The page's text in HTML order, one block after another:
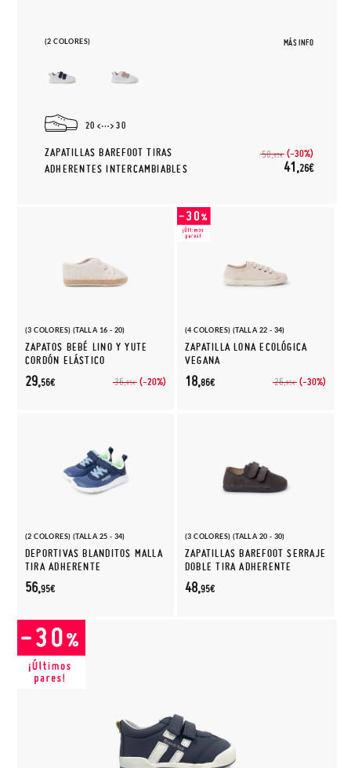
(2 COLORES) MÁS INFO
20 30
ZAPATILLAS BAREFOOT TIRAS
ADHERENTES INTERCAMBIABLES
58,95€ (-30%)
41,26€
(3 COLORES) (TALLA 16 - 20)
ZAPATOS BEBÉ LINO Y YUTE
CORDÓN ELÁSTICO
36,95€ (-20%)
29,56€
(4 COLORES) (TALLA 22 - 34)
ZAPATILLA LONA ECOLÓGICA
VEGANA
26,95€ (-30%)
18,86€
(2 COLORES) (TALLA 25 - 34)
DEPORTIVAS BLANDITOS MALLA
TIRA ADHERENTE
56,95€
(3 COLORES) (TALLA 20 - 30)
ZAPATILLAS BAREFOOT SERRAJE
DOBLE TIRA ADHERENTE
48,95€